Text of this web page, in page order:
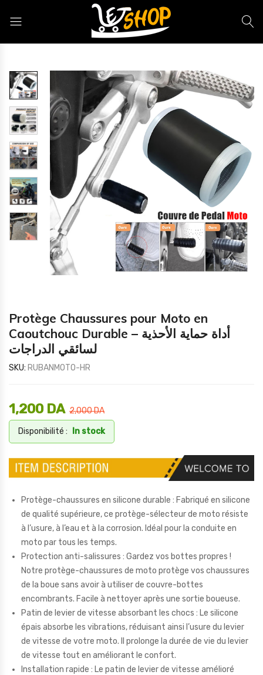
Protège Chaussures pour Moto en
Caoutchouc Durable – أداة حماية الأحذية
لسائقي الدراجات
SKU: RUBANMOTO-HR
2,000DA
1,200 DA
Disponibilité : In stock
Protège-chaussures en silicone durable : Fabriqué en silicone
de qualité supérieure, ce protège-sélecteur de moto résiste
à l’usure, à l’eau et à la corrosion. Idéal pour la conduite en
moto par tous les temps.
Protection anti-salissures : Gardez vos bottes propres !
Notre protège-chaussures de moto protège vos chaussures
de la boue sans avoir à utiliser de couvre-bottes
encombrants. Facile à nettoyer après une sortie boueuse.
Patin de levier de vitesse absorbant les chocs : Le silicone
épais absorbe les vibrations, réduisant ainsi l’usure du levier
de vitesse de votre moto. Il prolonge la durée de vie du levier
de vitesse tout en améliorant le confort.
Installation rapide : Le patin de levier de vitesse amélioré